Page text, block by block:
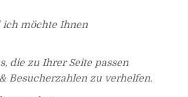
ich möchte Ihnen
die zu Ihrer Seite passen
Besucherzahlen zu verhelfen.